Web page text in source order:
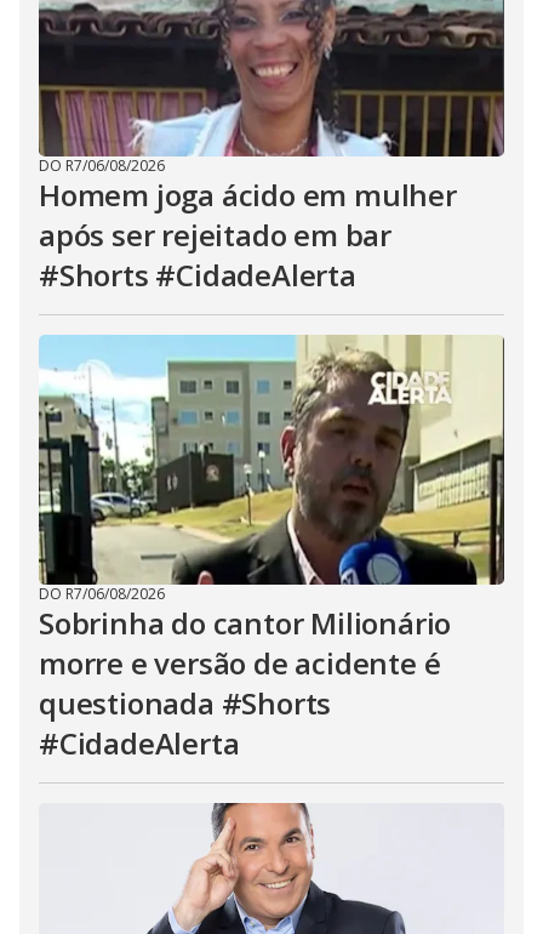
DO R7/06/08/2026
Homem joga ácido em mulher
após ser rejeitado em bar
#Shorts #CidadeAlerta
DO R7/06/08/2026
Sobrinha do cantor Milionário
morre e versão de acidente é
questionada #Shorts
#CidadeAlerta